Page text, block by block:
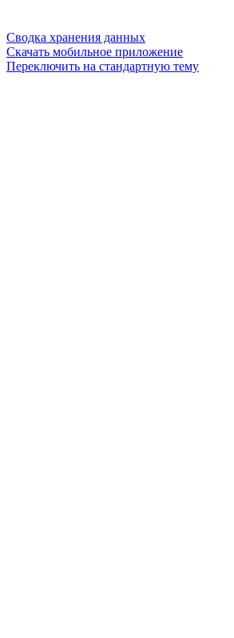
Сводка хранения данных
Скачать мобильное приложение
Переключить на стандартную тему